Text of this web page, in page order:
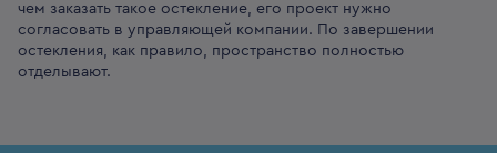
чем заказать такое остекление, его проект нужно
согласовать в управляющей компании. По завершении
остекления, как правило, пространство полностью
отделывают.